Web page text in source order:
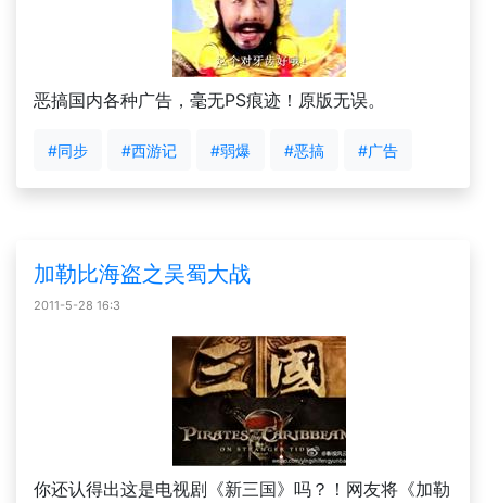
恶搞国内各种广告，毫无PS痕迹！原版无误。
#同步 #西游记 #弱爆 #恶搞 #广告
加勒比海盗之吴蜀大战
2011-5-28 16:3
你还认得出这是电视剧《新三国》吗？！网友将《加勒